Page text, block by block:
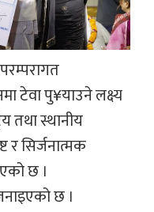
टेवा पु¥याउने लक्ष्य
तथा स्थानीय
सिर्जनात्मक
छ ।
छ ।